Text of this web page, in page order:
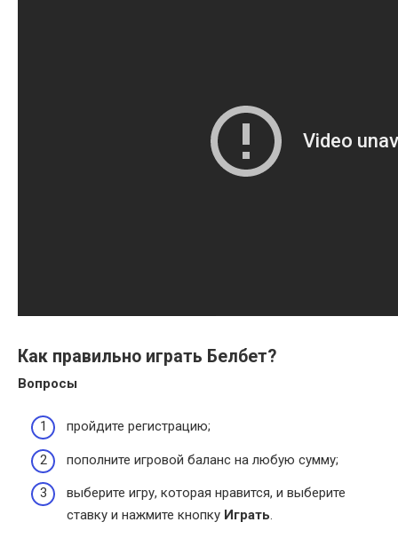
Как правильно играть Белбет?
Вопросы
пройдите регистрацию;
пополните игровой баланс на любую сумму;
выберите игру, которая нравится, и выберите
ставку и нажмите кнопку Играть.